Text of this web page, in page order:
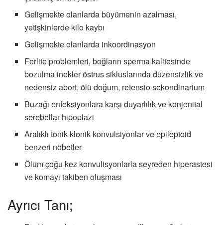
Gelişmekte olanlarda büyümenin azalması,
yetişkinlerde kilo kaybı
Gelişmekte olanlarda inkoordinasyon
Ferlite problemleri, boğların sperma kalitesinde
bozulma inekler östrus sikluslarında düzensizlik ve
nedensiz abort, ölü doğum, retensio sekondinarium
Buzağı enfeksiyonlara karşı duyarlılık ve konjenital
serebellar hipoplazi
Aralıklı tonik-klonik konvulsiyonlar ve epileptoid
benzeri nöbetler
Ölüm çoğu kez konvulisyonlarla seyreden hiperastesi
ve komayı takiben oluşması
Ayrıcı Tanı;